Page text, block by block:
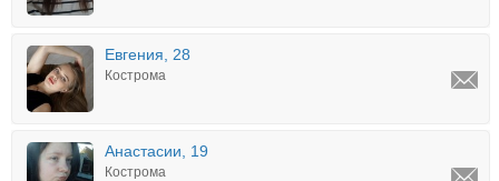
Евгения, 28
Кострома
Анастасии, 19
Кострома